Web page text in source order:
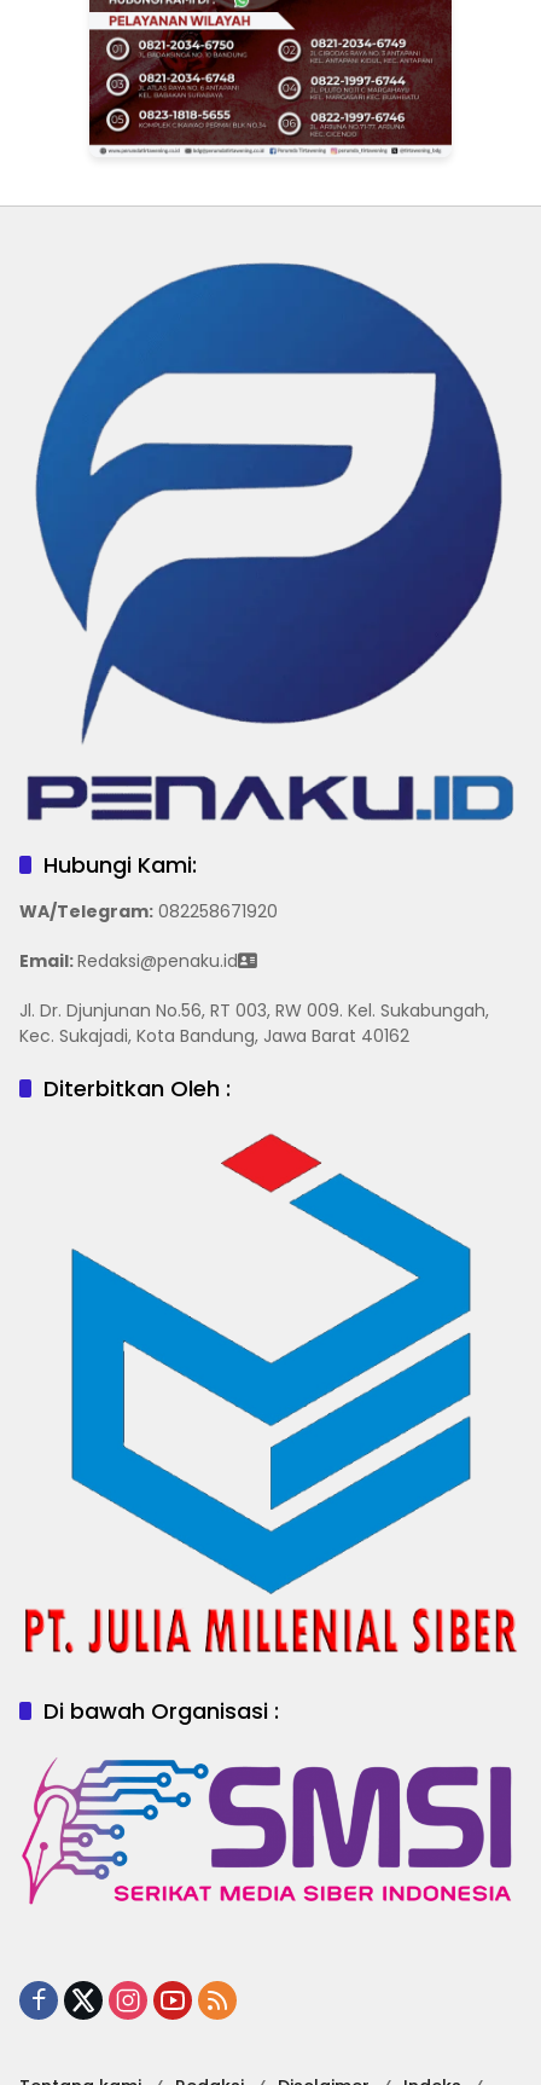
Hubungi Kami:
WA/Telegram: 082258671920
Email:Redaksi@penaku.id
Jl. Dr. Djunjunan No.56, RT 003, RW 009. Kel. Sukabungah,
Kec. Sukajadi, Kota Bandung, Jawa Barat 40162
Diterbitkan Oleh :
Di bawah Organisasi :